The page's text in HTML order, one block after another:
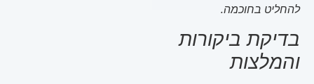
להחליט בחוכמה.
בדיקת ביקורות
והמלצות